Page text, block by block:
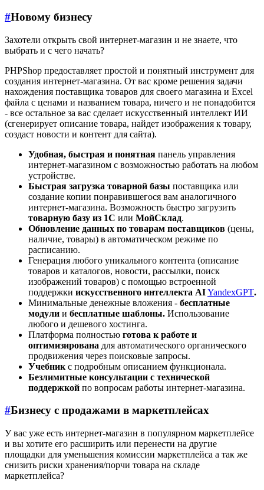
#Новому бизнесу
Захотели открыть свой интернет-магазин и не знаете, что
выбрать и с чего начать?
PHPShop предоставляет простой и понятный инструмент для
создания интернет-магазина. От вас кроме решения задачи
нахождения поставщика товаров для своего магазина и Excel
файла с ценами и названием товара, ничего и не понадобится
- все остальное за вас сделает искусственный интеллект ИИ
(сгенерирует описание товара, найдет изображения к товару,
создаст новости и контент для сайта).
Удобная, быстрая и понятная панель управления
интернет-магазином с возможностью работать на любом
устройстве.
Быстрая загрузка товарной базы поставщика или
создание копии понравившегося вам аналогичного
интернет-магазина. Возможность быстро загрузить
товарную базу из 1С или МойСклад.
Обновление данных по товарам поставщиков (цены,
наличие, товары) в автоматическом режиме по
расписанию.
Генерация любого уникального контента (описание
товаров и каталогов, новости, рассылки, поиск
изображений товаров) с помощью встроенной
поддержки искусственного интеллекта AIYandexGPT.
Минимальные денежные вложения - бесплатные
модули и бесплатные шаблоны. Использование
любого и дешевого хостинга.
Платформа полностью готова к работе и
оптимизирована для автоматического органического
продвижения через поисковые запросы.
Учебник с подробным описанием функционала.
Безлимитные консультации с технической
поддержкой по вопросам работы интернет-магазина.
#Бизнесу с продажами в маркетплейсах
У вас уже есть интернет-магазин в популярном маркетплейсе
и вы хотите его расширить или перенести на другие
площадки для уменьшения комиссии маркетплейса а так же
снизить риски хранения/порчи товара на складе
маркетплейса?